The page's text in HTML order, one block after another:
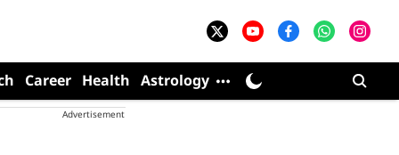
Career Health Astrology
Advertisement